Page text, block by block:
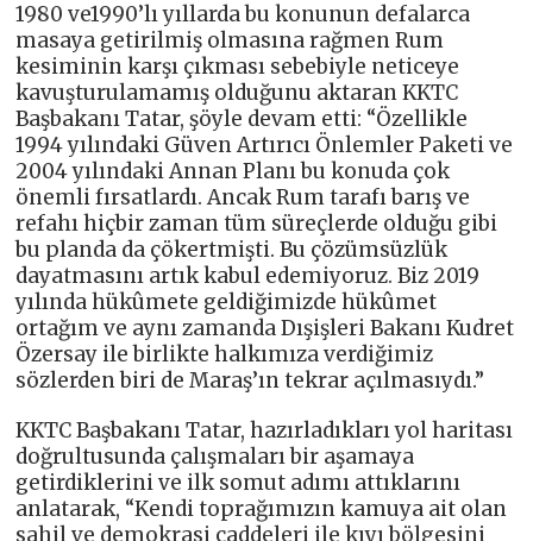
1980 ve1990’lı yıllarda bu konunun defalarca
masaya getirilmiş olmasına rağmen Rum
kesiminin karşı çıkması sebebiyle neticeye
kavuşturulamamış olduğunu aktaran KKTC
Başbakanı Tatar, şöyle devam etti: “Özellikle
1994 yılındaki Güven Artırıcı Önlemler Paketi ve
2004 yılındaki Annan Planı bu konuda çok
önemli fırsatlardı. Ancak Rum tarafı barış ve
refahı hiçbir zaman tüm süreçlerde olduğu gibi
bu planda da çökertmişti. Bu çözümsüzlük
dayatmasını artık kabul edemiyoruz. Biz 2019
yılında hükûmete geldiğimizde hükûmet
ortağım ve aynı zamanda Dışişleri Bakanı Kudret
Özersay ile birlikte halkımıza verdiğimiz
sözlerden biri de Maraş’ın tekrar açılmasıydı.”
KKTC Başbakanı Tatar, hazırladıkları yol haritası
doğrultusunda çalışmaları bir aşamaya
getirdiklerini ve ilk somut adımı attıklarını
anlatarak, “Kendi toprağımızın kamuya ait olan
sahil ve demokrasi caddeleri ile kıyı bölgesini